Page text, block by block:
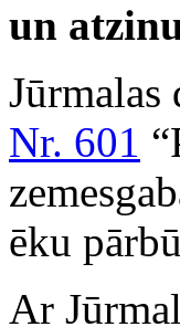
un
Jūrmalas
Nr. 601
ēku
Ar